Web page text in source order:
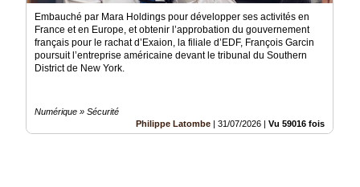
Embauché par Mara Holdings pour développer ses activités en
France et en Europe, et obtenir l’approbation du gouvernement
français pour le rachat d’Exaion, la filiale d’EDF, François Garcin
poursuit l’entreprise américaine devant le tribunal du Southern
District de New York.
Numérique » Sécurité
Philippe Latombe
31/07/2026 Vu 59016 fois